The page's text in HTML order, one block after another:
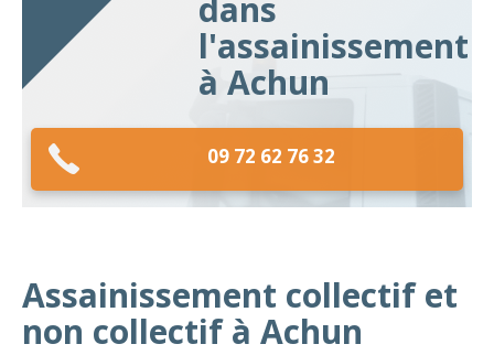
dans
l'assainissement
à Achun
09 72 62 76 32
Assainissement collectif et
non collectif à Achun